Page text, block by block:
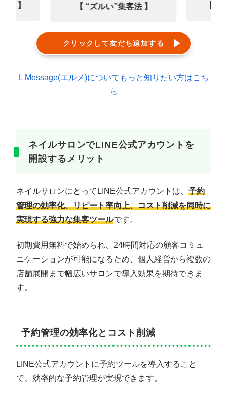
選 】
【 “ズルい”集客法 】
クリックして友だち追加する
L Message(エルメ)についてもっと知りたい方はこち
ら
ネイルサロンでLINE公式アカウントを
開設するメリット
ネイルサロンにとってLINE公式アカウントは、 予約
管理の効率化、リピート率向上、コスト削減を同時に
実現する強力な集客ツールです。
初期費用無料で始められ、24時間対応の顧客コミュ
ニケーションが可能になるため、個人経営から複数の
店舗展開まで幅広いサロンで導入効果を期待できま
す。
予約管理の効率化とコスト削減
LINE公式アカウントに予約ツールを導入すること
で、効率的な予約管理が実現できます。